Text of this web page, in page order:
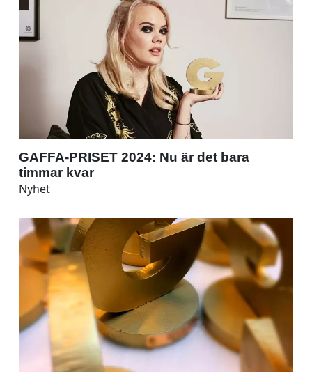
GAFFA-PRISET 2024: Nu är det bara
timmar kvar
Nyhet